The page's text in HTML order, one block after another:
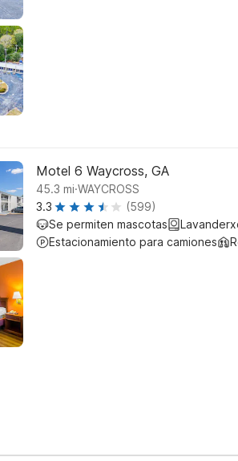
Motel 6 Waycross, GA
45.3 mi.WAYCROSS
3.3
(599)
Se permiten mascotas
Estacionamiento para camiones
late check-out requests are subject to